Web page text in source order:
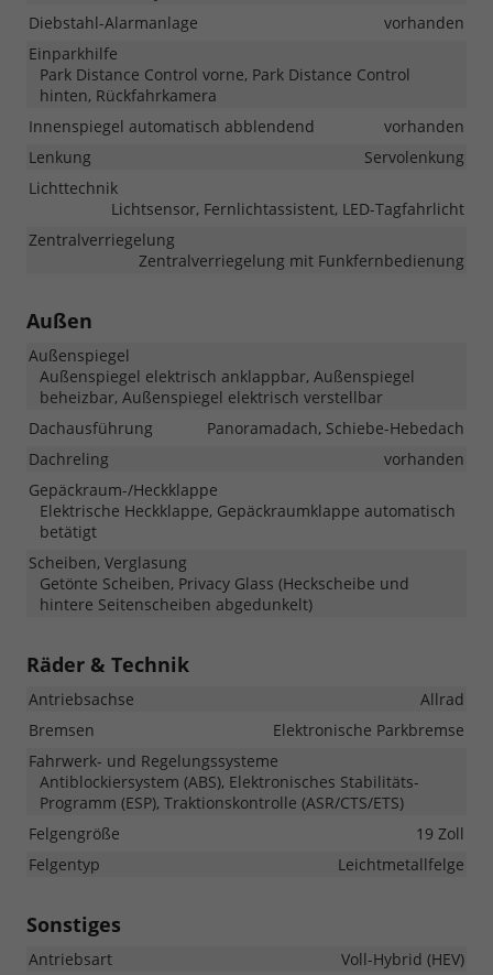
Diebstahl-Alarmanlage
vorhanden
Einparkhilfe
Park Distance Control vorne, Park Distance Control
hinten, Rückfahrkamera
Innenspiegel automatisch abblendend
vorhanden
Lenkung
Servolenkung
Lichttechnik
Lichtsensor, Fernlichtassistent, LED-Tagfahrlicht
Zentralverriegelung
Zentralverriegelung mit Funkfernbedienung
Außen
Außenspiegel
Außenspiegel elektrisch anklappbar, Außenspiegel
beheizbar, Außenspiegel elektrisch verstellbar
Dachausführung
Panoramadach, Schiebe-Hebedach
Dachreling
vorhanden
Gepäckraum-/Heckklappe
Elektrische Heckklappe, Gepäckraumklappe automatisch
betätigt
Scheiben, Verglasung
Getönte Scheiben, Privacy Glass (Heckscheibe und
hintere Seitenscheiben abgedunkelt)
Räder & Technik
Antriebsachse
Allrad
Bremsen
Elektronische Parkbremse
Fahrwerk- und Regelungssysteme
Antiblockiersystem (ABS), Elektronisches Stabilitäts-
Programm (ESP), Traktionskontrolle (ASR/CTS/ETS)
Felgengröße
19 Zoll
Felgentyp
Leichtmetallfelge
Sonstiges
Antriebsart
Voll-Hybrid (HEV)